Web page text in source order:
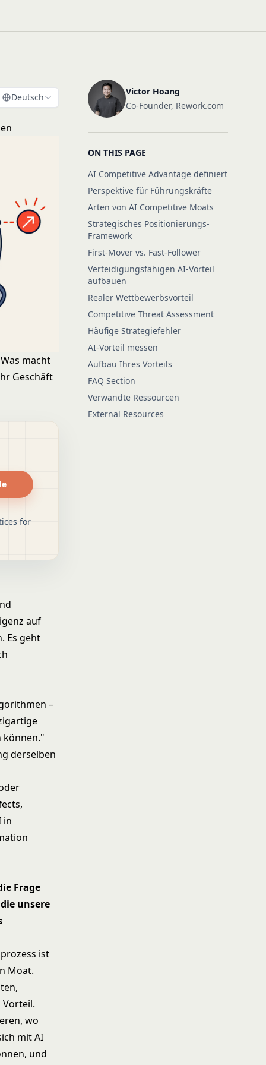
Deutsch
macht
Geschäft
for
auf
Es geht
–
können."
derselben
,
in
Frage
unsere
ist
Moat.
wo
mit AI
und
Victor Hoang
Co-Founder, Rework.com
ON THIS PAGE
AI Competitive Advantage definiert
Perspektive für Führungskräfte
Arten von AI Competitive Moats
Strategisches Positionierungs-
Framework
First-Mover vs. Fast-Follower
Verteidigungsfähigen AI-Vorteil
aufbauen
Realer Wettbewerbsvorteil
Competitive Threat Assessment
Häufige Strategiefehler
AI-Vorteil messen
Aufbau Ihres Vorteils
FAQ Section
Verwandte Ressourcen
External Resources